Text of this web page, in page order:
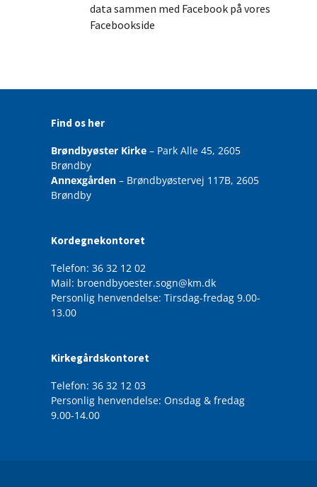
data sammen med Facebook på vores
Facebookside
Find os her
Brøndbyøster Kirke – Park Alle 45, 2605
Brøndby
Annexgården – Brøndbyøstervej 117B, 2605
Brøndby
Kordegnekontoret
Telefon: 36 32 12 02
Mail: broendbyoester.sogn@km.dk
Personlig henvendelse: Tirsdag-fredag 9.00-
13.00
Kirkegårdskontoret
Telefon: 36 32 12 03
Personlig henvendelse: Onsdag & fredag
9.00-14.00